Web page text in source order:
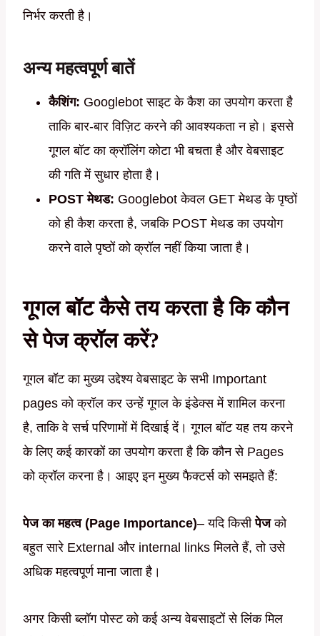
निर्भर करती है।
अन्य महत्वपूर्ण बातें
कैशिंग: Googlebot साइट के कैश का उपयोग करता है
ताकि बार-बार विज़िट करने की आवश्यकता न हो। इससे
गूगल बॉट का क्रॉलिंग कोटा भी बचता है और वेबसाइट
की गति में सुधार होता है।
POST मेथड: Googlebot केवल GET मेथड के पृष्ठों
को ही कैश करता है, जबकि POST मेथड का उपयोग
करने वाले पृष्ठों को क्रॉल नहीं किया जाता है।
गूगल बॉट कैसे तय करता है कि कौन
से पेज क्रॉल करें?
गूगल बॉट का मुख्य उद्देश्य वेबसाइट के सभी Important
pages को क्रॉल कर उन्हें गूगल के इंडेक्स में शामिल करना
है, ताकि वे सर्च परिणामों में दिखाई दें। गूगल बॉट यह तय करने
के लिए कई कारकों का उपयोग करता है कि कौन से Pages
को क्रॉल करना है। आइए इन मुख्य फैक्टर्स को समझते हैं:
पेज का महत्व (Page Importance)– यदि किसीपेजको
बहुत सारे External और internal links मिलते हैं, तो उसे
अधिक महत्वपूर्ण माना जाता है।
अगर किसी ब्लॉग पोस्ट को कई अन्य वेबसाइटों से लिंक मिल